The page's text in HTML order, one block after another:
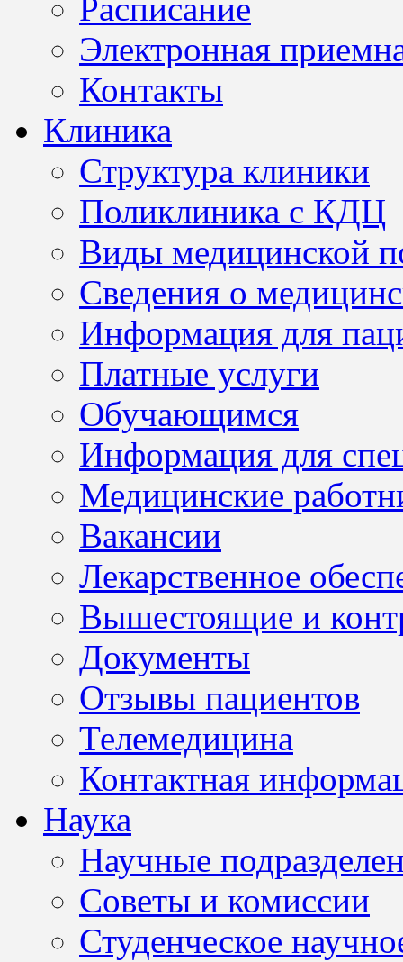
Расписание
Электронная
Контакты
Клиника
Структура клиники
Поликлиника с КДЦ
Виды медицинской
Сведения о
Информация для
Платные услуги
Обучающимся
Информация для
Медицинские
Вакансии
Лекарственное
Вышестоящие и
Документы
Отзывы пациентов
Телемедицина
Контактная
Наука
Научные
Советы и комиссии
Студенческое